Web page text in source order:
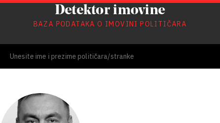
Detektor imovine
BAZA PODATAKA O IMOVINI POLITIČARA